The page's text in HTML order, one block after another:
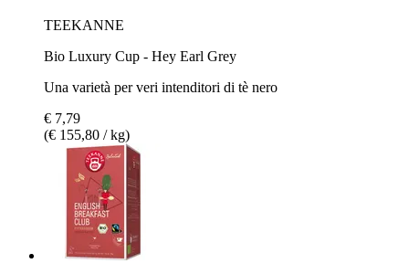
TEEKANNE
Bio Luxury Cup - Hey Earl Grey
Una varietà per veri intenditori di tè nero
€ 7,79
(€ 155,80 / kg)